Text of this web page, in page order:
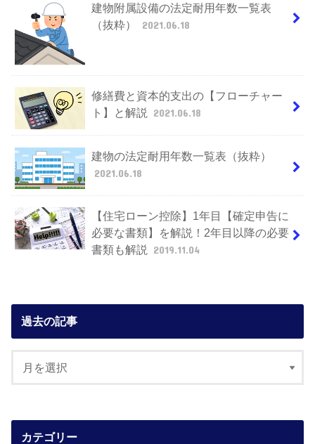
建物附属設備の法定耐用年数一覧表
（抜粋）
2021.06.18
修繕費と資本的支出の【フローチャー
ト】と解説
2021.06.18
建物の法定耐用年数一覧表（抜粋）
2021.06.18
【住宅ローン控除】1年目【確定申告に
必要な書類】を解説！2年目以降の必要
書類も解説
2019.11.04
過去の記事
カテゴリー